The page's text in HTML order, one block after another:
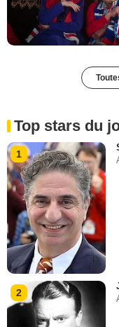
Top stars du
1
2